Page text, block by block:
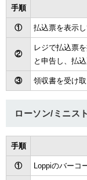
手順
① 払込票を表示
②
レジで払込票
と申告し、払
③ 領収書を受け
ローソン/ミニス
手順
① Loppiのバーコ